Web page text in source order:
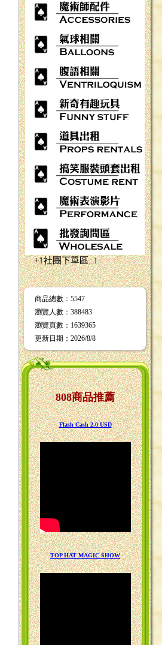
+1社團下單區...1
商品總數 ：5547
瀏覽人數 ： 388483
瀏覽頁數 ： 1639365
更新日期 ：2026/8/8
808商品推薦
Flash Cash 2.0 USD
TOP HAT MAGIC SHOW